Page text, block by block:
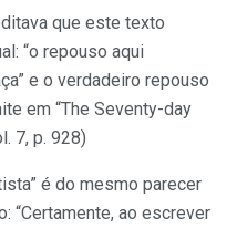
que este texto
“o repouso aqui
e o verdadeiro repouso
em “The Seventy-day
7, p. 928)
é do mesmo parecer
“Certamente, ao escrever